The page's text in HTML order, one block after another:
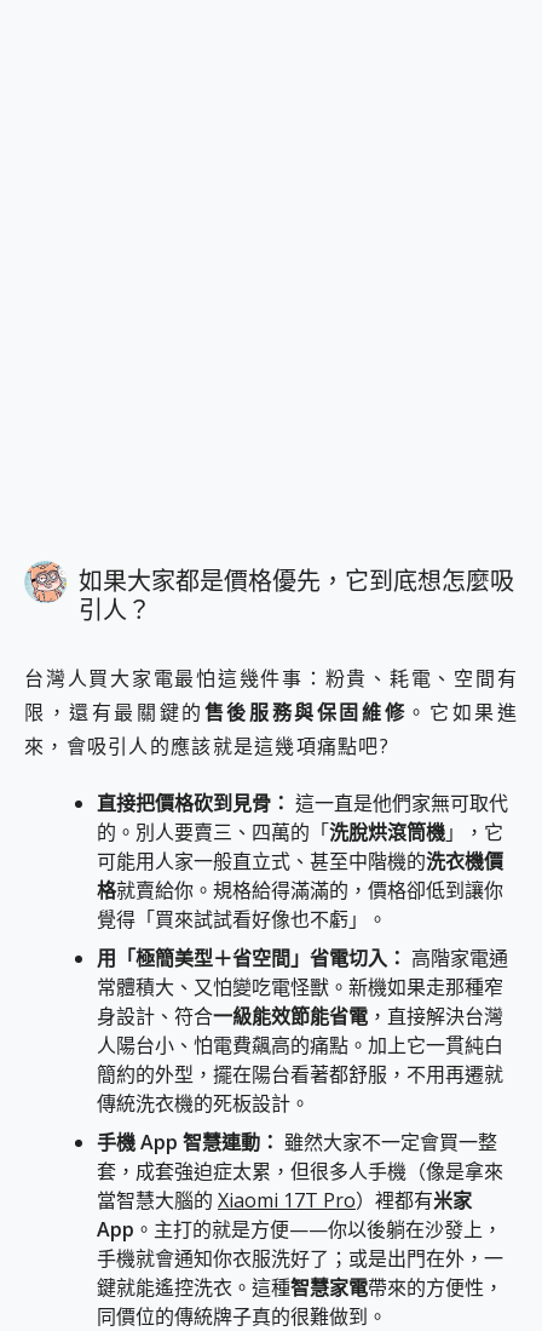
如果大家都是價格優先，它到底想怎麼吸
引人？
台灣人買大家電最怕這幾件事：粉貴、耗電、空間有
限，還有最關鍵的售後服務與保固維修 。它如果進
來，會吸引人的應該就是這幾項痛點吧?
直接把價格砍到見骨： 這一直是他們家無可取代
的。別人要賣三、四萬的「洗脫烘滾筒機」，它
可能用人家一般直立式、甚至中階機的洗衣機價
格就賣給你。規格給得滿滿的，價格卻低到讓你
覺得「買來試試看好像也不虧」。
用「極簡美型＋省空間」省電切入： 高階家電通
常體積大、又怕變吃電怪獸。新機如果走那種窄
身設計、符合一級能效節能省電 ，直接解決台灣
人陽台小、怕電費飆高的痛點。加上它一貫純白
簡約的外型，擺在陽台看著都舒服，不用再遷就
傳統洗衣機的死板設計。
手機 App 智慧連動： 雖然大家不一定會買一整
套，成套強迫症太累，但很多人手機（像是拿來
當智慧大腦的 Xiaomi 17T Pro）裡都有米家
App 。主打的就是方便——你以後躺在沙發上，
手機就會通知你衣服洗好了；或是出門在外，一
鍵就能遙控洗衣。這種智慧家電帶來的方便性，
同價位的傳統牌子真的很難做到。